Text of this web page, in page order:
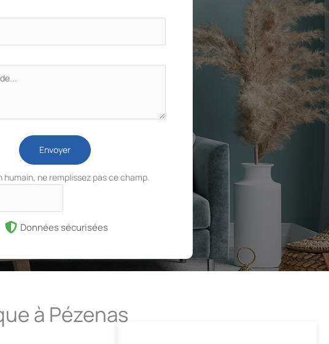
Envoyer
humain, ne remplissez pas ce champ.
Données sécurisées
à Pézenas